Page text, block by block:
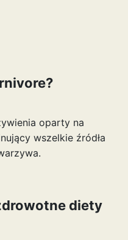
oparty na
wszelkie źródła
diety